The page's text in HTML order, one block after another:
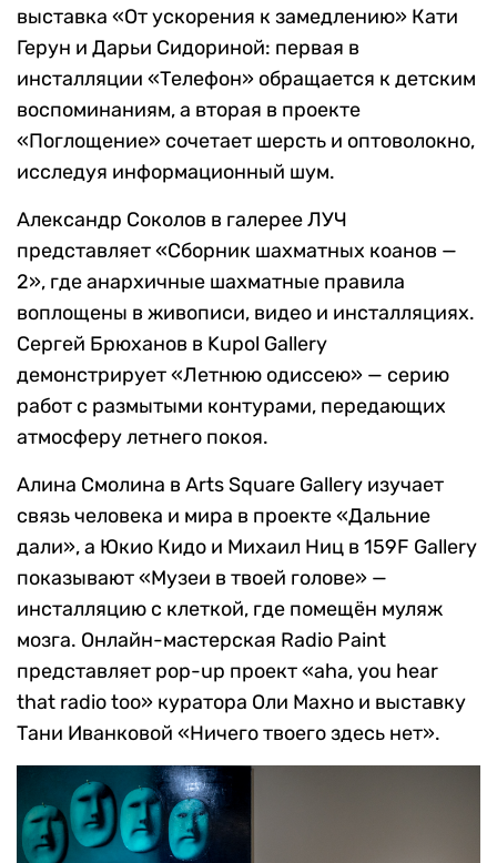
выставка «От ускорения к замедлению» Кати
Герун и Дарьи Сидориной: первая в
инсталляции «Телефон» обращается к детским
воспоминаниям, а вторая в проекте
«Поглощение» сочетает шерсть и оптоволокно,
исследуя информационный шум.
Александр Соколов в галерее ЛУЧ
представляет «Сборник шахматных коанов —
2», где анархичные шахматные правила
воплощены в живописи, видео и инсталляциях.
Сергей Брюханов в Kupol Gallery
демонстрирует «Летнюю одиссею» — серию
работ с размытыми контурами, передающих
атмосферу летнего покоя.
Алина Смолина в Arts Square Gallery изучает
связь человека и мира в проекте «Дальние
дали», а Юкио Кидо и Михаил Ниц в 159F Gallery
показывают «Музеи в твоей голове» —
инсталляцию с клеткой, где помещён муляж
мозга. Онлайн-мастерская Radio Paint
представляет pop-up проект «aha, you hear
that radio too» куратора Оли Махно и выставку
Тани Иванковой «Ничего твоего здесь нет».